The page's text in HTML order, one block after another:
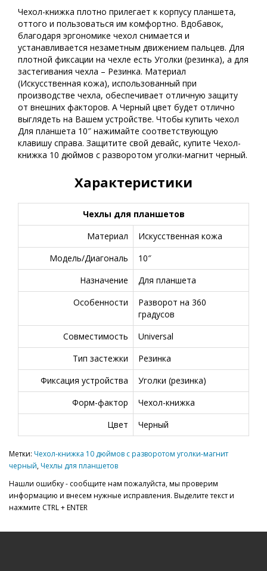
Чехол-книжка плотно прилегает к корпусу планшета,
оттого и пользоваться им комфортно. Вдобавок,
благодаря эргономике чехол снимается и
устанавливается незаметным движением пальцев. Для
плотной фиксации на чехле есть Уголки (резинка), а для
застегивания чехла – Резинка. Материал
(Искусственная кожа), использованный при
производстве чехла, обеспечивает отличную защиту
от внешних факторов. А Черный цвет будет отлично
выглядеть на Вашем устройстве. Чтобы купить чехол
Для планшета 10″ нажимайте соответствующую
клавишу справа. Защитите свой девайс, купите Чехол-
книжка 10 дюймов с разворотом уголки-магнит черный.
Характеристики
Чехлы для планшетов
Материал
Искусственная кожа
Модель/Диагональ
10″
Назначение
Для планшета
Особенности
Разворот на 360
градусов
Совместимость
Universal
Тип застежки
Резинка
Фиксация устройства
Уголки (резинка)
Форм-фактор
Чехол-книжка
Цвет
Черный
Метки: Чехол-книжка 10 дюймов с разворотом уголки-магнит
черный,Чехлы для планшетов
Нашли ошибку - сообщите нам пожалуйста, мы проверим
информацию и внесем нужные исправления. Выделите текст и
нажмите CTRL + ENTER